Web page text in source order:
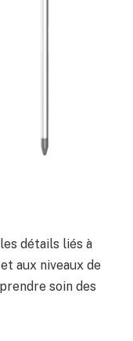
détails liés à
aux niveaux de
soin des